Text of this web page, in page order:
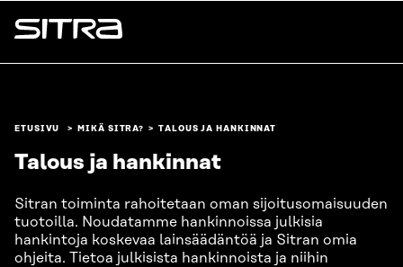
Siirry
suoraan
Sitra
ETUSIVU MIKÄ SITRA? TALOUS JA HANKINNAT
Talous ja hankinnat
Sitran toiminta rahoitetaan oman sijoitusomaisuuden
tuotoilla. Noudatamme hankinnoissa julkisia
hankintoja koskevaa lainsäädäntöä ja Sitran omia
ohjeita. Tietoa julkisista hankinnoista ja niihin